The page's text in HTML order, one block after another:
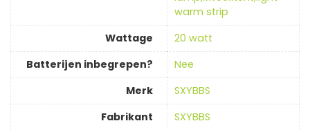
warm strip
Wattage
‎20 watt
Batterijen inbegrepen?
‎Nee
Merk
‎SXYBBS
Fabrikant
‎SXYBBS